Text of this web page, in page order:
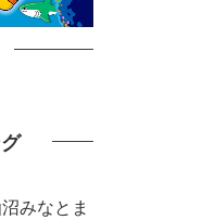
みなとま